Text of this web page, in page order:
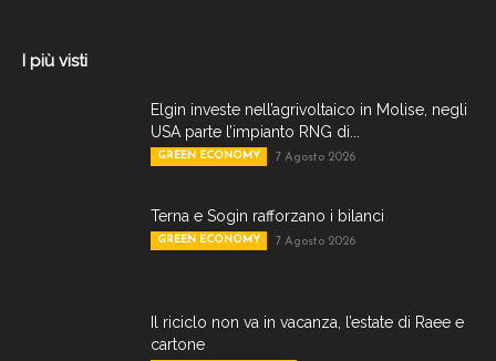
I più visti
Elgin investe nell’agrivoltaico in Molise, negli
USA parte l’impianto RNG di...
GREEN ECONOMY 7 Agosto 2026
Terna e Sogin rafforzano i bilanci
GREEN ECONOMY 7 Agosto 2026
Il riciclo non va in vacanza, l’estate di Raee e
cartone